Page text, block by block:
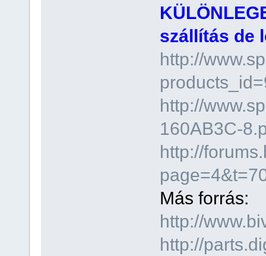
szállítás de
http://
http://
160AB3C-
http://
Más forrás:
http://
http://